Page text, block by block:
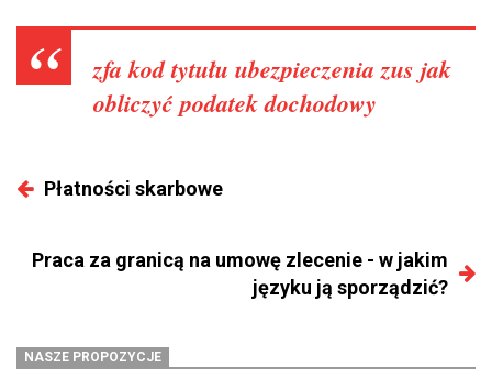
zfa kod tytułu ubezpieczenia zus jak
obliczyć podatek dochodowy
Płatności skarbowe
Praca za granicą na umowę zlecenie - w jakim
języku ją sporządzić?
NASZE PROPOZYCJE